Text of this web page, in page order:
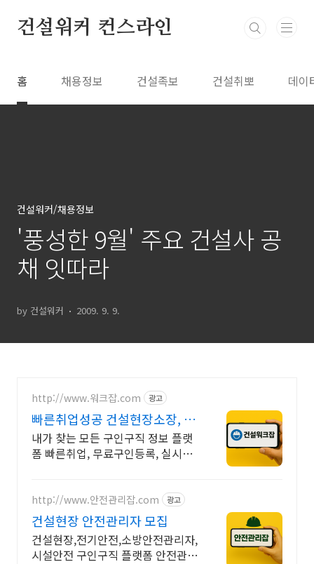
건설워커 컨스라인
홈 채용정보 건설족보 건설취뽀 데이
건설워커/채용정보
'풍성한 9월' 주요 건설사 공
채 잇따라
by 건설워커 2009. 9. 9.
http://www.워크잡.com 광고
빠른취업성공 건설현장소장, 경
비원, 건축인부, 노가다
내가 찾는 모든 구인구직 정보 플랫
폼 빠른취업, 무료구인등록, 실시간
http://www.안전관리잡.com 광고
건설현장 안전관리자 모집
건설현장,전기안전,소방안전관리자,
시설안전 구인구직 플랫폼 안전관리